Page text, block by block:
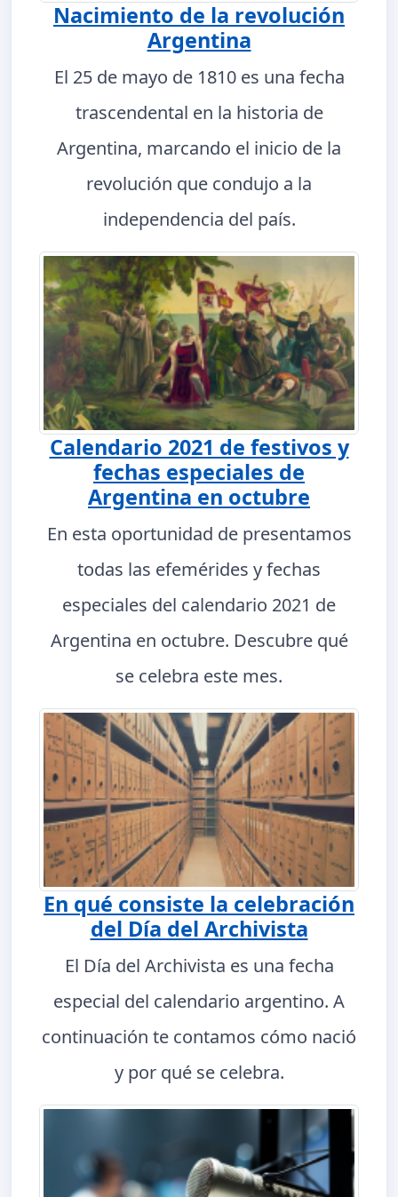
Nacimiento de la revolución
Argentina
El 25 de mayo de 1810 es una fecha
trascendental en la historia de
Argentina, marcando el inicio de la
revolución que condujo a la
independencia del país.
Calendario 2021 de festivos y
fechas especiales de
Argentina en octubre
En esta oportunidad de presentamos
todas las efemérides y fechas
especiales del calendario 2021 de
Argentina en octubre. Descubre qué
se celebra este mes.
En qué consiste la celebración
del Día del Archivista
El Día del Archivista es una fecha
especial del calendario argentino. A
continuación te contamos cómo nació
y por qué se celebra.